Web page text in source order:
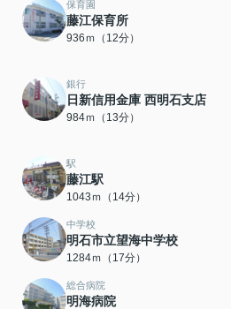
保育園
藤江保育所
936ｍ（12分）
銀行
日新信用金庫 西明石支店
984ｍ（13分）
駅
藤江駅
1043ｍ（14分）
中学校
明石市立望海中学校
1284ｍ（17分）
総合病院
明海病院